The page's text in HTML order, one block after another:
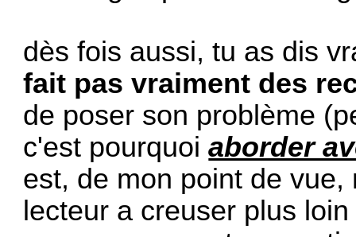
dès fois aussi, tu as dis
fait pas vraiment des
de poser son problème
c'est pourquoiaborder
est, de mon point de
lecteur a creuser plus